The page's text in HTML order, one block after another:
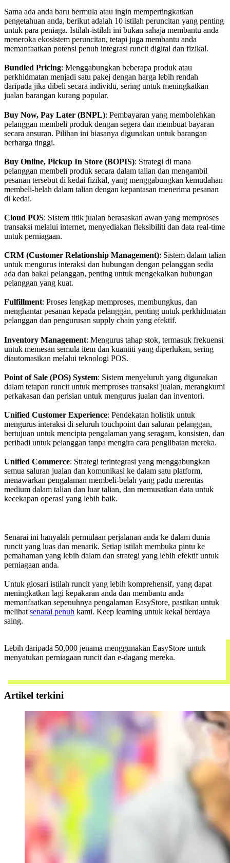
Sama ada anda baru bermula atau ingin mempertingkatkan
pengetahuan anda, berikut adalah 10 istilah peruncitan yang penting
untuk para peniaga. Istilah-istilah ini bukan sahaja membantu anda
meneroka ekosistem peruncitan, tetapi juga membantu anda
memanfaatkan potensi penuh integrasi runcit digital dan fizikal.
Bundled Pricing: Menggabungkan beberapa produk atau
perkhidmatan menjadi satu pakej dengan harga lebih rendah
daripada jika dibeli secara individu, sering untuk meningkatkan
jualan barangan kurang popular.
Buy Now, Pay Later (BNPL): Pembayaran yang membolehkan
pelanggan membeli produk dengan segera dan membuat bayaran
secara ansuran. Pilihan ini biasanya digunakan untuk barangan
berharga tinggi.
Buy Online, Pickup In Store (BOPIS): Strategi di mana
pelanggan membeli produk secara dalam talian dan mengambil
pesanan tersebut di kedai fizikal, yang menggabungkan kemudahan
membeli-belah dalam talian dengan kepantasan menerima pesanan
di kedai.
Cloud POS: Sistem titik jualan berasaskan awan yang memproses
transaksi melalui internet, menyediakan fleksibiliti dan data real-time
untuk perniagaan.
CRM (Customer Relationship Management): Sistem dalam talian
untuk mengurus interaksi dan hubungan dengan pelanggan sedia
ada dan bakal pelanggan, penting untuk mengekalkan hubungan
pelanggan yang kuat.
Fulfillment: Proses lengkap memproses, membungkus, dan
menghantar pesanan kepada pelanggan, penting untuk perkhidmatan
pelanggan dan pengurusan supply chain yang efektif.
Inventory Management: Mengurus tahap stok, termasuk frekuensi
untuk memesan semula item dan kuantiti yang diperlukan, sering
diautomasikan melalui teknologi POS.
Point of Sale (POS) System: Sistem menyeluruh yang digunakan
dalam tetapan runcit untuk memproses transaksi jualan, merangkumi
perkakasan dan perisian untuk mengurus jualan dan inventori.
Unified Customer Experience: Pendekatan holistik untuk
mengurus interaksi di seluruh touchpoint dan saluran pelanggan,
bertujuan untuk mencipta pengalaman yang seragam, konsisten, dan
peribadi untuk pelanggan tanpa mengira cara penglibatan mereka.
Unified Commerce: Strategi terintegrasi yang menggabungkan
semua saluran jualan dan komunikasi ke dalam satu platform,
menawarkan pengalaman membeli-belah yang padu merentas
medium dalam talian dan luar talian, dan memusatkan data untuk
kecekapan operasi yang lebih baik.
Senarai ini hanyalah permulaan perjalanan anda ke dalam dunia
runcit yang luas dan menarik. Setiap istilah membuka pintu ke
pemahaman yang lebih dalam dan strategi yang lebih efektif untuk
perniagaan anda.
Untuk glosari istilah runcit yang lebih komprehensif, yang dapat
meningkatkan lagi kepakaran anda dan membantu anda
memanfaatkan sepenuhnya pengalaman EasyStore, pastikan untuk
melihat senarai penuh kami. Keep learning untuk kekal berdaya
saing.
Lebih daripada 50,000 jenama menggunakan EasyStore untuk
menyatukan perniagaan runcit dan e-dagang mereka.
Artikel terkini